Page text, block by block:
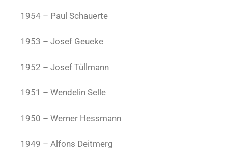
1954 – Paul Schauerte
1953 – Josef Geueke
1952 – Josef Tüllmann
1951 – Wendelin Selle
1950 – Werner Hessmann
1949 – Alfons Deitmerg